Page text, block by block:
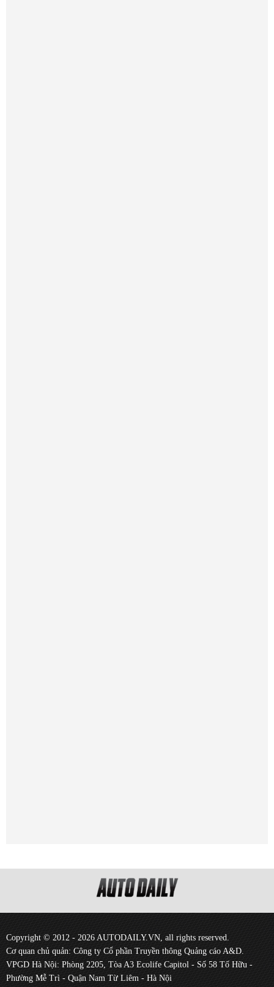
Copyright © 2012 - 2026 AUTODAILY.VN, all rights reserved.
Cơ quan chủ quản: Công ty Cổ phần Truyền thông Quảng cáo A&D.
VPGD Hà Nội: Phòng 2205, Tòa A3 Ecolife Capitol - Số 58 Tố Hữu -
Phường Mễ Trì - Quận Nam Từ Liêm - Hà Nội